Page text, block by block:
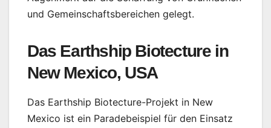
und Gemeinschaftsbereichen gelegt.
Das Earthship Biotecture in
New Mexico, USA
Das Earthship Biotecture-Projekt in New
Mexico ist ein Paradebeispiel für den Einsatz